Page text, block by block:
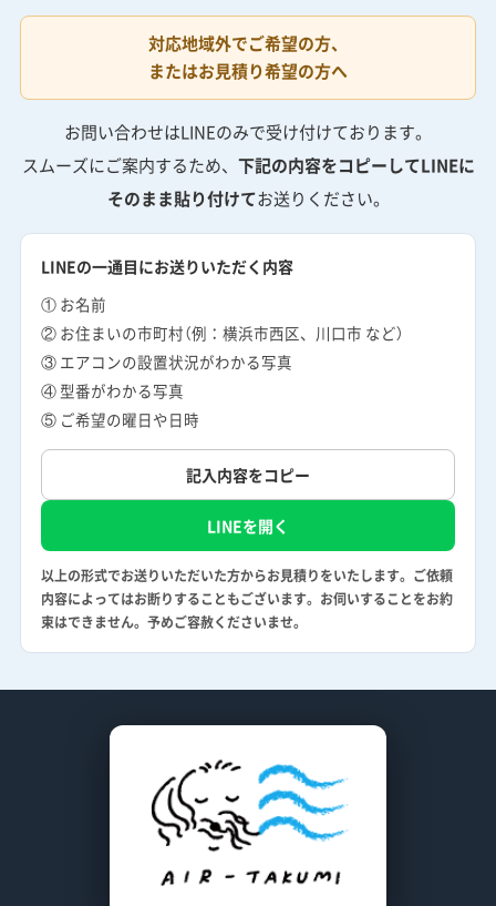
対応地域外でご希望の方、
またはお見積り希望の方へ
お問い合わせはLINEのみで受け付けております。
スムーズにご案内するため、 下記の内容をコピーしてLINEに
そのまま貼り付けてお送りください。
LINEの一通目にお送りいただく内容
① お名前
② お住まいの市町村（例：横浜市西区、川口市 など）
③ エアコンの設置状況がわかる写真
④ 型番がわかる写真
⑤ ご希望の曜日や日時
記入内容をコピー
LINEを開く
以上の形式でお送りいただいた方からお見積りをいたします。ご依頼
内容によってはお断りすることもございます。お伺いすることをお約
束はできません。予めご容赦くださいませ。